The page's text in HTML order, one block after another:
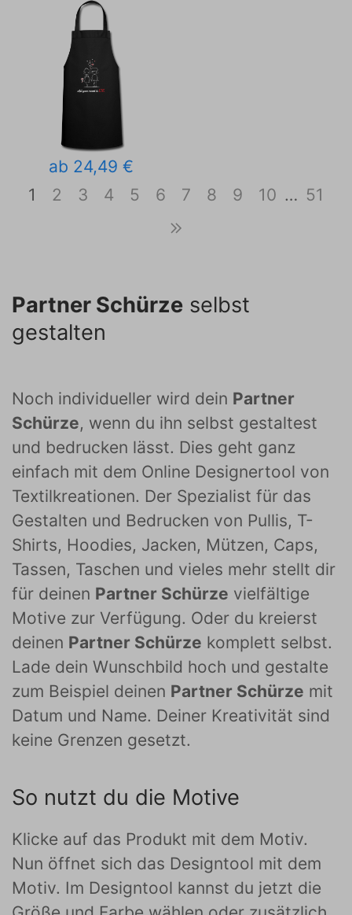
ab 24,49 €
1
2 3 4 5 6 7 8 9 10 … 51
Partner Schürze selbst
gestalten
Noch individueller wird dein Partner
Schürze, wenn du ihn selbst gestaltest
und bedrucken lässt. Dies geht ganz
einfach mit dem Online Designertool von
Textilkreationen. Der Spezialist für das
Gestalten und Bedrucken von Pullis, T-
Shirts, Hoodies, Jacken, Mützen, Caps,
Tassen, Taschen und vieles mehr stellt dir
für deinen Partner Schürze vielfältige
Motive zur Verfügung. Oder du kreierst
deinen Partner Schürze komplett selbst.
Lade dein Wunschbild hoch und gestalte
zum Beispiel deinen Partner Schürze mit
Datum und Name. Deiner Kreativität sind
keine Grenzen gesetzt.
So nutzt du die Motive
Klicke auf das Produkt mit dem Motiv.
Nun öffnet sich das Designtool mit dem
Motiv. Im Designtool kannst du jetzt die